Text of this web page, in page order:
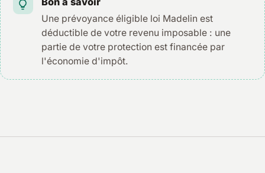
Une prévoyance éligible loi Madelin est
déductible de votre revenu imposable : une
partie de votre protection est financée par
l'économie d'impôt.